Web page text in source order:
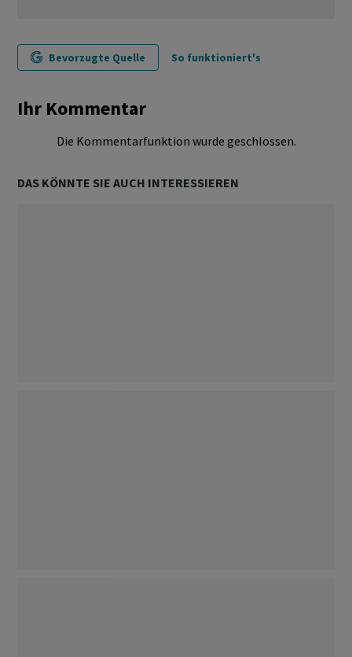
Bevorzugte Quelle So funktioniert's
Ihr Kommentar
Die Kommentarfunktion wurde geschlossen.
DAS KÖNNTE SIE AUCH INTERESSIEREN